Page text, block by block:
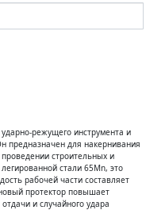
режущего инструмента и
предназначен для накернивания
строительных и
стали 65Mn, это
рабочей части составляет
протектор повышает
и случайного удара